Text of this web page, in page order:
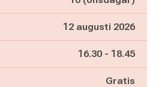
12 augusti 2026
Pågår mellan
16.30 - och
18.45
Gratis